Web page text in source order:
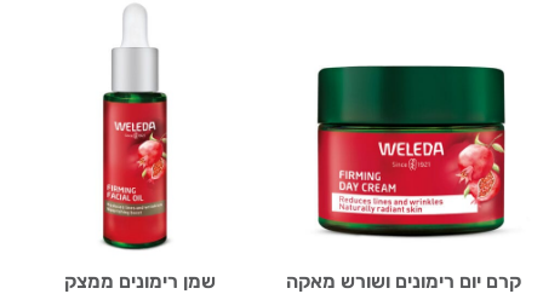
קרם יום רימונים ושורש מאקה
שמן רימונים ממצק